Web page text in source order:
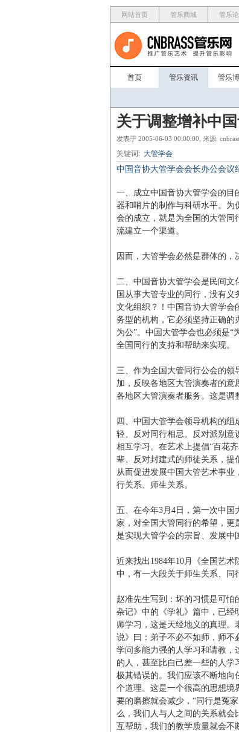
网站首页 管乐商城 管乐
首页 管乐资讯 管乐
关于调整增补中
发表于 2005-06-03 00:00:00, 来源:
关键词: 大管学会
中国音协大管学会会长办公会议
一、成立中国音协大管学会的目
器和哨片的制作与科研水平。为
会的成立，就是为全国的大管同
流建立一个渠道。
因而，大管学会必然是群体的，
二、中国音协大管学会是民间文
国从事大管专业的同行，没有
文化组织？！中国音协大管学会
务型的机构，它必须坚持正确的
为公”。中国大管学会也必须是“
全国同行的支持和帮助来实现。
三、作为全国大管同行公会的领
加，反映各地区大管演奏者的意
各地区大管演奏者服务。这是调
四、中国大管学会领导机构的
轻、反对同行相忌。反对派别意
相互学习。在艺术上提倡“百花
辈、反对封建式的师徒关系，提
从而促进发展中国大管艺术事业
行关系、师生关系。
五、在今年3月4日，第一次中
家，对全国大管同行的希望，更
是实现大管学会的宗旨、发展中
近来找出1984年10月《全国艺
中，有一大段关于师生关系、同
赵准先生写到：坏的习惯是可
杂记》中的《学礼》篇中，已经
师学习，这是天经地义的真理
说》曰：弟子不必不如师，师不
学问多能力强的人学习和请教，
的人，甚至比自己差一些的人
极其错误的。我们应该不断地向
个道理。这是一个很高的思想境
要的磨擦就会减少，“同行是冤
么，我们人与人之间的关系就会
互帮助，我们的教学质量就会不